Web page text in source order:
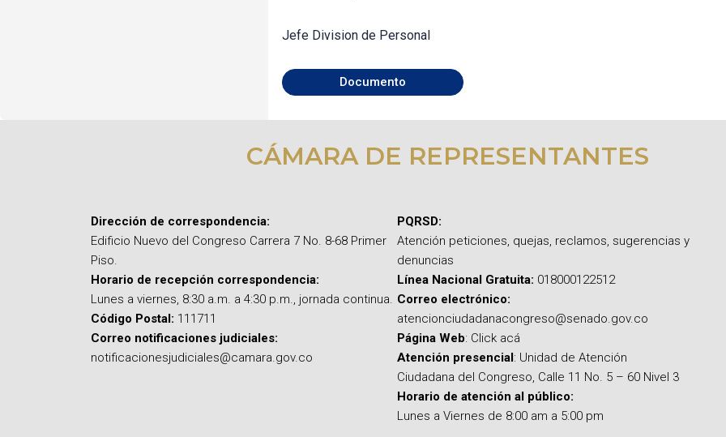
Jefe Division de Personal
Documento
CÁMARA DE REPRESENTANTES
Dirección de correspondencia:
Edificio Nuevo del Congreso Carrera 7 No. 8-68 Primer
Piso.
Horario de recepción correspondencia:
Lunes a viernes, 8:30 a.m. a 4:30 p.m., jornada continua.
Código Postal: 111711
Correo notificaciones judiciales:
notificacionesjudiciales@camara.gov.co
PQRSD:
Atención peticiones, quejas, reclamos, sugerencias y
denuncias
Línea Nacional Gratuita: 018000122512
Correo electrónico:
atencionciudadanacongreso@senado.gov.co
Página Web: Click acá
Atención presencial: Unidad de Atención
Ciudadana del Congreso, Calle 11 No. 5 – 60 Nivel 3
Horario de atención al público:
Lunes a Viernes de 8:00 am a 5:00 pm